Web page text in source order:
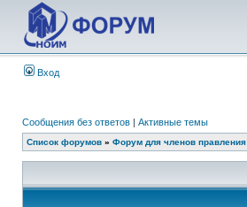
Вход
Сообщения без ответов | Активные темы
Список форумов » Форум для членов правления